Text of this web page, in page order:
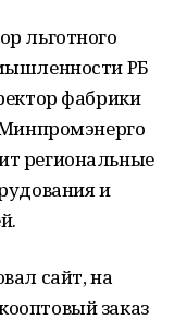
льготного
РБ
фабрики
региональные
и
сайт, на
заказ